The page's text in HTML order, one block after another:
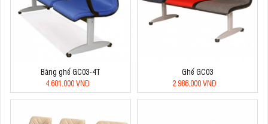
Băng ghế GC03-4T
4.601.000 VNĐ
Ghế GC03
2.986.000 VNĐ